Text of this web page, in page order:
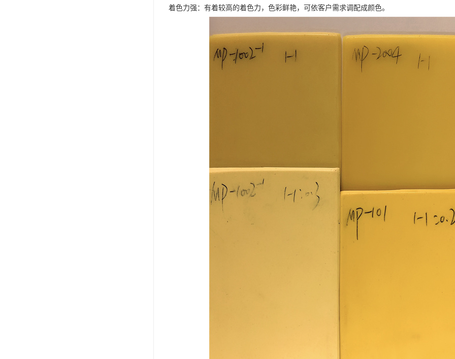
着色力强：有着较高的着色力，色彩鲜艳，可依客户需求调配成颜色。